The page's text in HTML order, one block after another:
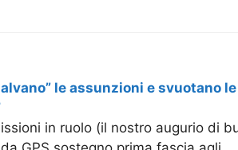
le assunzioni e svuotano le
in ruolo (il nostro augurio di